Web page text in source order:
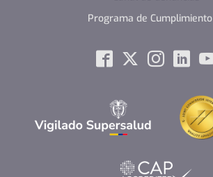
Programa de Cumplimiento